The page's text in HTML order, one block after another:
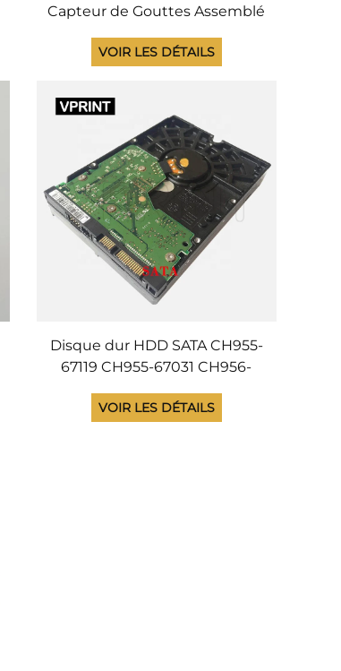
Capteur de Gouttes Assemblé
D5800 Z6100 Z6200 Z6600
VOIR LES DÉTAILS
Disque dur HDD SATA CH955-
67119 CH955-67031 CH956-
traceur HP DesignJet L25500
VOIR LES DÉTAILS